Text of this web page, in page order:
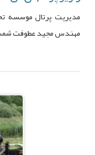
مدیریت پرتال موسسه
مهندس مجید عطوفت